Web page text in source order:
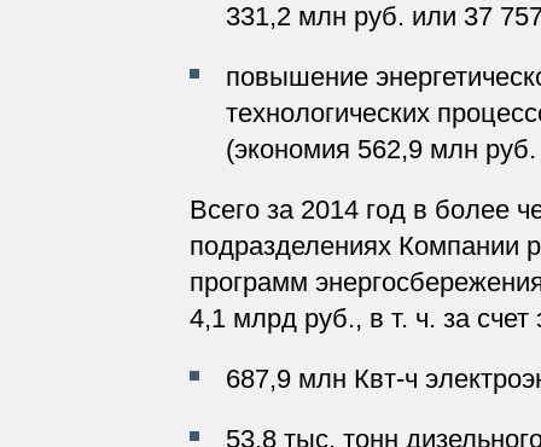
331,2 млн руб. или 37
повышение
технологических
(экономия 562,9 млн руб.
Всего за 2014 год в более
подразделениях Компании
программ
4,1 млрд руб., в т. ч. за счет
687,9 млн Квт-ч
53,8 тыс. тонн